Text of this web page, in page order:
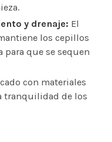
y drenaje: El
los cepillos
para que se sequen
con materiales
tranquilidad de los